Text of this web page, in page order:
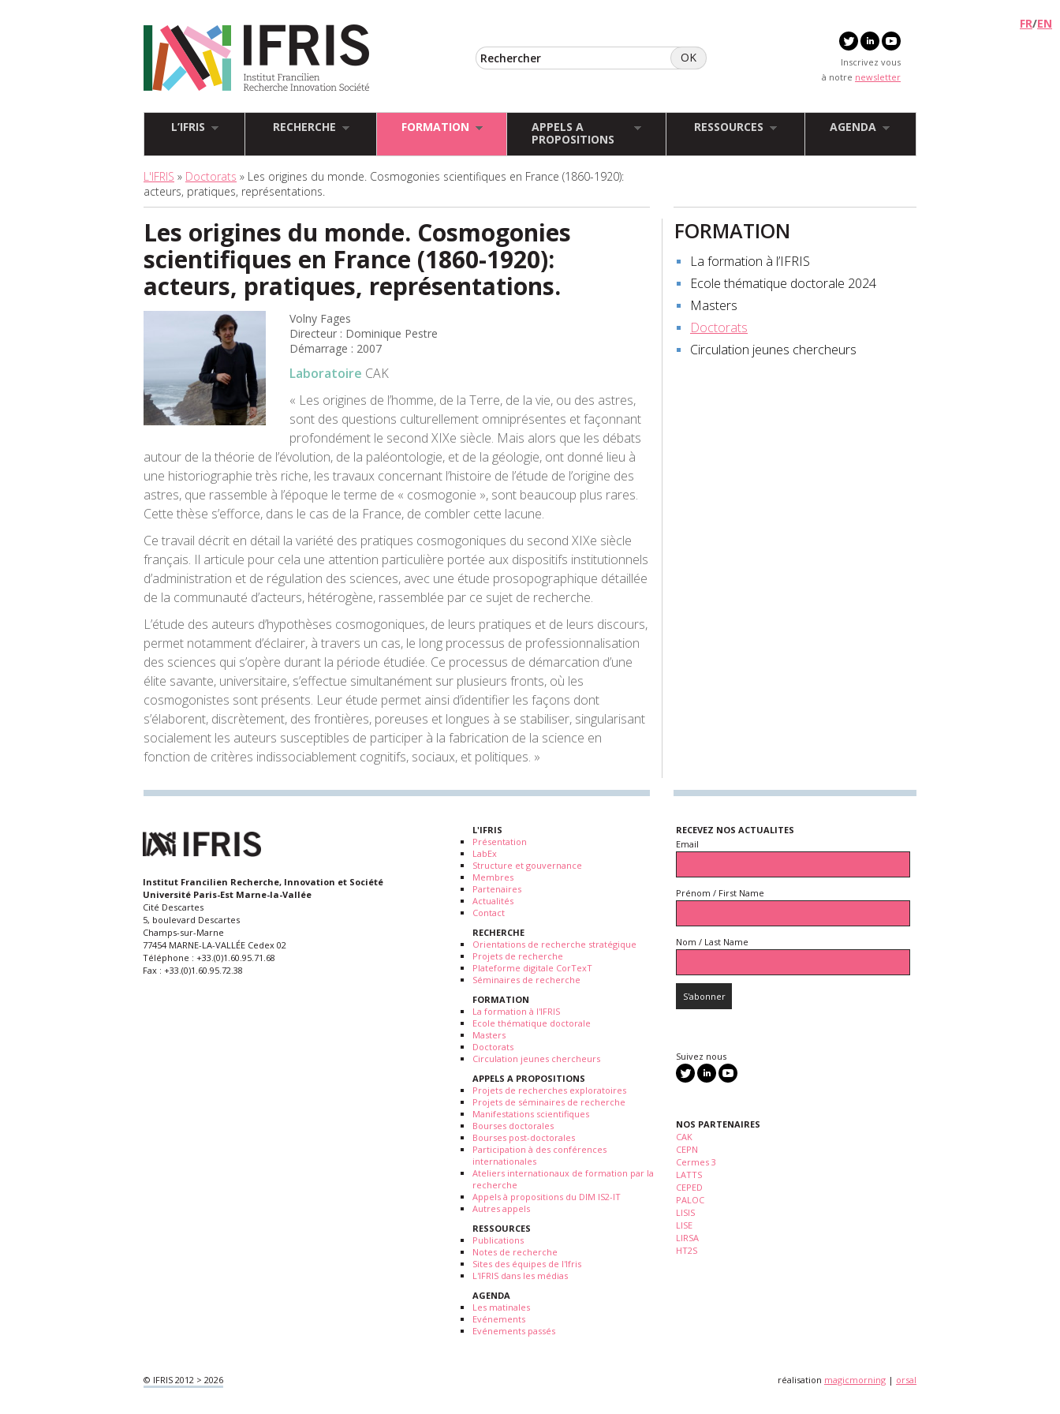
Inscrivez vous
à notre newsletter
FR/EN
L’IFRIS RECHERCHE FORMATION
APPELS A
PROPOSITIONS
RESSOURCES AGENDA
L'IFRIS » Doctorats » Les origines du monde. Cosmogonies scientifiques en France (1860-1920):
acteurs, pratiques, représentations.
Les origines du monde. Cosmogonies
scientifiques en France (1860-1920):
acteurs, pratiques, représentations.
Volny Fages
Directeur : Dominique Pestre
Démarrage : 2007
Laboratoire CAK
« Les origines de l’homme, de la Terre, de la vie, ou des astres,
sont des questions culturellement omniprésentes et façonnant
profondément le second XIXe siècle. Mais alors que les débats
autour de la théorie de l’évolution, de la paléontologie, et de la géologie, ont donné lieu à
une historiographie très riche, les travaux concernant l’histoire de l’étude de l’origine des
astres, que rassemble à l’époque le terme de « cosmogonie », sont beaucoup plus rares.
Cette thèse s’efforce, dans le cas de la France, de combler cette lacune.
Ce travail décrit en détail la variété des pratiques cosmogoniques du second XIXe siècle
français. Il articule pour cela une attention particulière portée aux dispositifs institutionnels
d’administration et de régulation des sciences, avec une étude prosopographique détaillée
de la communauté d’acteurs, hétérogène, rassemblée par ce sujet de recherche.
L’étude des auteurs d’hypothèses cosmogoniques, de leurs pratiques et de leurs discours,
permet notamment d’éclairer, à travers un cas, le long processus de professionnalisation
des sciences qui s’opère durant la période étudiée. Ce processus de démarcation d’une
élite savante, universitaire, s’effectue simultanément sur plusieurs fronts, où les
cosmogonistes sont présents. Leur étude permet ainsi d’identifier les façons dont
s’élaborent, discrètement, des frontières, poreuses et longues à se stabiliser, singularisant
socialement les auteurs susceptibles de participer à la fabrication de la science en
fonction de critères indissociablement cognitifs, sociaux, et politiques. »
FORMATION
La formation à l’IFRIS
Ecole thématique doctorale 2024
Masters
Doctorats
Circulation jeunes chercheurs
Institut Francilien Recherche, Innovation et Société
Université Paris-Est Marne-la-Vallée
Cité Descartes
5, boulevard Descartes
Champs-sur-Marne
77454 MARNE-LA-VALLÉE Cedex 02
Téléphone : +33.(0)1.60.95.71.68
Fax : +33.(0)1.60.95.72.38
L'IFRIS
Présentation
LabEx
Structure et gouvernance
Membres
Partenaires
Actualités
Contact
RECHERCHE
Orientations de recherche stratégique
Projets de recherche
Plateforme digitale CorTexT
Séminaires de recherche
FORMATION
La formation à l'IFRIS
Ecole thématique doctorale
Masters
Doctorats
Circulation jeunes chercheurs
APPELS A PROPOSITIONS
Projets de recherches exploratoires
Projets de séminaires de recherche
Manifestations scientifiques
Bourses doctorales
Bourses post-doctorales
Participation à des conférences
internationales
Ateliers internationaux de formation par la
recherche
Appels à propositions du DIM IS2-IT
Autres appels
RESSOURCES
Publications
Notes de recherche
Sites des équipes de l'Ifris
L'IFRIS dans les médias
AGENDA
Les matinales
Evénements
Evénements passés
RECEVEZ NOS ACTUALITES
Email
Prénom / First Name
Nom / Last Name
Suivez nous
NOS PARTENAIRES
CAK
CEPN
Cermes 3
LATTS
CEPED
PALOC
LISIS
LISE
LIRSA
HT2S
réalisation magicmorning | orsal
© IFRIS 2012 > 2026